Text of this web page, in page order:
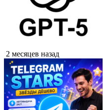
2 месяцев назад